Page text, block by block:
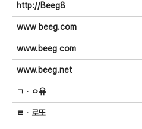
http://Beeg8
www beeg.com
www.beeg com
www.beeg.net
ㄱᆞㅇ유
ㄹᆞ로또